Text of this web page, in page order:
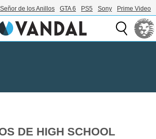
de los Anillos GTA 6 PS5 Sony Prime Video
DE HIGH SCHOOL